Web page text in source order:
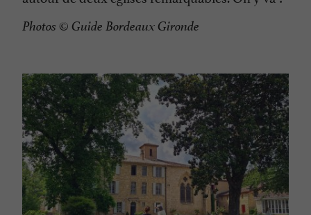
Photos © Guide Bordeaux Gironde